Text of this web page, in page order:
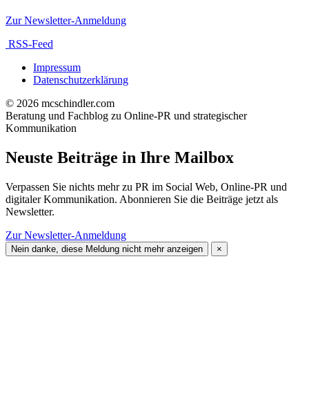
Zur Newsletter-Anmeldung
RSS-Feed
Impressum
Datenschutzerklärung
© 2026 mcschindler.com
Beratung und Fachblog zu Online-PR und strategischer
Kommunikation
Neuste Beiträge in Ihre Mailbox
Verpassen Sie nichts mehr zu PR im Social Web, Online-PR und
digitaler Kommunikation. Abonnieren Sie die Beiträge jetzt als
Newsletter.
Zur Newsletter-Anmeldung
Nein danke, diese Meldung nicht mehr anzeigen ×